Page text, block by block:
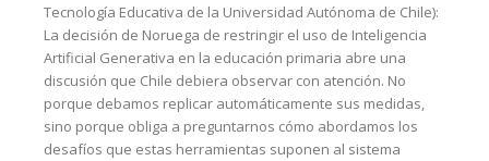
Tecnología Educativa de la Universidad Autónoma de Chile):
La decisión de Noruega de restringir el uso de Inteligencia
Artificial Generativa en la educación primaria abre una
discusión que Chile debiera observar con atención. No
porque debamos replicar automáticamente sus medidas,
sino porque obliga a preguntarnos cómo abordamos los
desafíos que estas herramientas suponen al sistema